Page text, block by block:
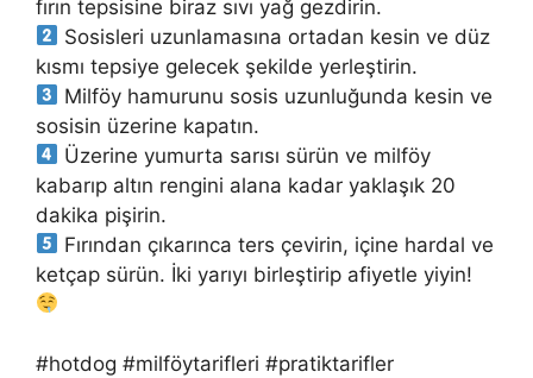
fırın tepsisine biraz sıvı yağ gezdirin.
Sosisleri uzunlamasına ortadan kesin ve düz
kısmı tepsiye gelecek şekilde yerleştirin.
Milföy hamurunu sosis uzunluğunda kesin ve
sosisin üzerine kapatın.
Üzerine yumurta sarısı sürün ve milföy
kabarıp altın rengini alana kadar yaklaşık 20
dakika pişirin.
Fırından çıkarınca ters çevirin, içine hardal ve
ketçap sürün. İki yarıyı birleştirip afiyetle yiyin!
#hotdog #milföytarifleri #pratiktarifler